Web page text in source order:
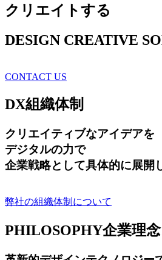
クリエイトする
DESIGN CREATIVE
CONTACT US
DX組織体制
クリエイティブなアイデアを
デジタルの力で
企業戦略として具体的に展開
弊社の組織体制について
PHILOSOPHY企業理